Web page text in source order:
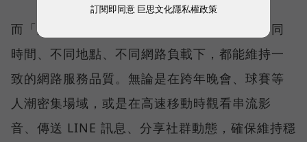
而「品質一致性」則是衡量電信業者可否在不同
時間、不同地點、不同網路負載下，都能維持一
致的網路服務品質。無論是在跨年晚會、球賽等
人潮密集場域，或是在高速移動時觀看串流影
音、傳送 LINE 訊息、分享社群動態，確保維持穩
訂閱即同意 巨思文化隱私權政策